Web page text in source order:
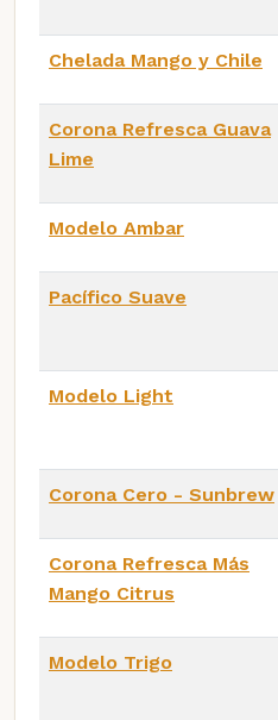
Chelada Mango y Chile
Corona Refresca Guava
Lime
Modelo Ambar
Pacífico Suave
Modelo Light
Corona Cero - Sunbrew
Corona Refresca Más
Mango Citrus
Modelo Trigo